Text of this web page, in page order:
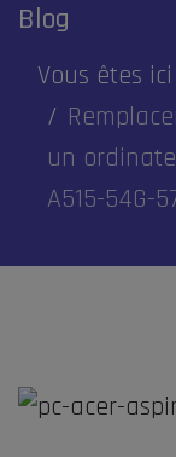
Blog
Vous êtes
un
A515-54G-